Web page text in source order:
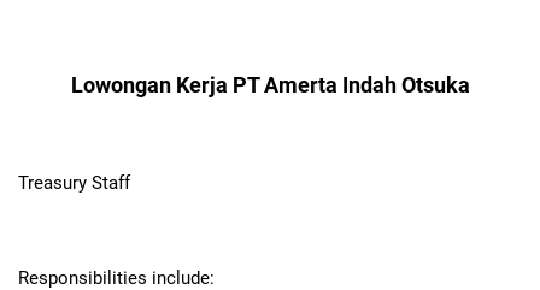
Lowongan Kerja PT Amerta Indah Otsuka
Treasury Staff
Responsibilities include: